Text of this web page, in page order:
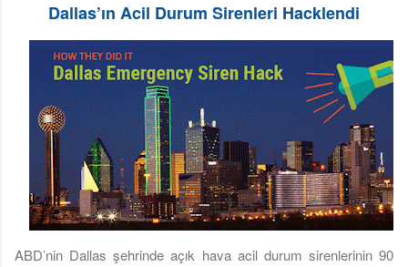
Dallas’ın Acil Durum Sirenleri Hacklendi
ABD’nin Dallas şehrinde açık hava acil durum sirenlerinin 90